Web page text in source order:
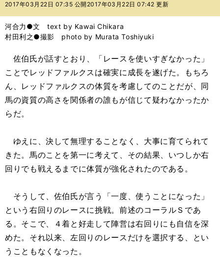
ー
バ
2017年03月22日 07:35 公開 2017年03月22日 07:42 更新
河合力●文 text by Kawai Chikara
村田利之●撮影 photo by Murata Toshiyuki
佐伯氏が話すとおり、「レースを使いすぎなかった」
ことでレッドファルクスは確実に成長を遂げた。もちろ
ん、レッドファルクスの体質を考慮してのことだが、同
馬の資質の高さを関係者の誰もが信じて疑わなかったか
らだ。
ゆえに、決して無理することなく、大事に育てられて
きた。馬のことを第一に考えて、その結果、いつしか右
回りでも戦えるまでに体質が強化されたのである。
そうして、佐伯氏が言う「一度、使うことになった」
という右回りのレースに挑戦。前述のコーラルＳであ
る。そこで、４着と好走して陣営は右回りにも自信を深
めた。それ以来、左回りのレースだけを選択する、とい
うこともなくなった。